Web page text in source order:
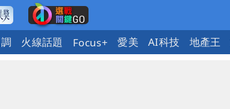
火線話題 Focus+ 愛美 AI科技 地產王